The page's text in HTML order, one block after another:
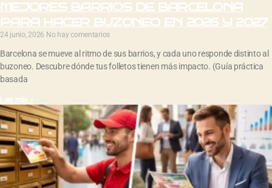
MEJORES BARRIOS DE BARCELONA
PARA HACER BUZONEO EN 2026 Y 2027
24 junio, 2026 No hay comentarios
Barcelona se mueve al ritmo de sus barrios, y cada uno responde distinto al
buzoneo. Descubre dónde tus folletos tienen más impacto. (Guía práctica
basada
Leer más »